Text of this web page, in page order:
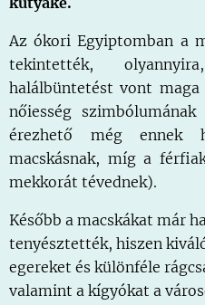
Az ókori Egyiptomban a
tekintették,
halálbüntetést vont
nőiesség
érezhető még ennek
macskásnak, míg a
mekkorát tévednek).
Később a macskákat már
tenyésztették, hiszen
egereket és különféle
valamint a kígyókat a